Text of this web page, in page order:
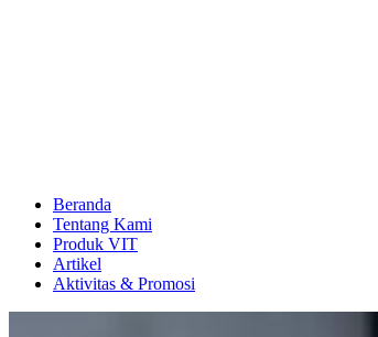
Beranda
Tentang Kami
Produk VIT
Artikel
Aktivitas & Promosi